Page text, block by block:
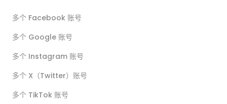
多个 Facebook 账号
多个 Google 账号
多个 Instagram 账号
多个 X（Twitter）账号
多个 TikTok 账号